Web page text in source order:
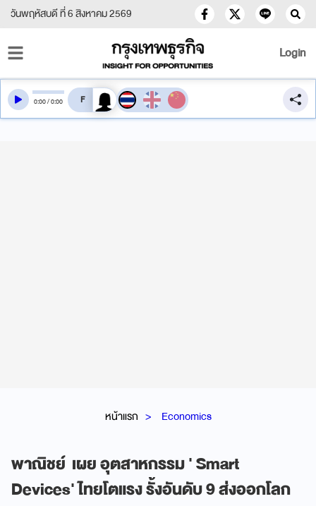
วันพฤหัสบดี ที่ 6 สิงหาคม 2569
Login
หน้าแรก Economics
พาณิชย์ เผย อุตสาหกรรม ' Smart
Devices' ไทยโตแรง รั้งอันดับ 9 ส่งออกโลก
0:00/0:00 สลับเสียงอ่าน